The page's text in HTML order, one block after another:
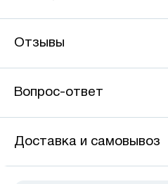
Отзывы
Вопрос-ответ
Доставка и самовывоз